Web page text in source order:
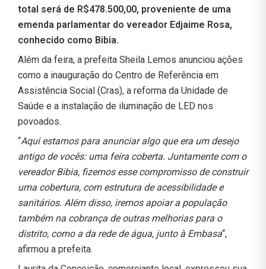
total será de R$478.500,00, proveniente de uma
emenda parlamentar do vereador Edjaime Rosa,
conhecido como Bibia.
Além da feira, a prefeita Sheila Lemos anunciou ações
como a inauguração do Centro de Referência em
Assistência Social (Cras), a reforma da Unidade de
Saúde e a instalação de iluminação de LED nos
povoados.
“Aqui estamos para anunciar algo que era um desejo
antigo de vocês: uma feira coberta. Juntamente com o
vereador Bibia, fizemos esse compromisso de construir
uma cobertura, com estrutura de acessibilidade e
sanitários. Além disso, iremos apoiar a população
também na cobrança de outras melhorias para o
distrito, como a da rede de água, junto à Embasa“,
afirmou a prefeita.